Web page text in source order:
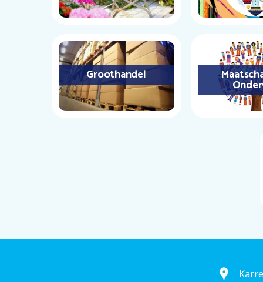
Groothandel